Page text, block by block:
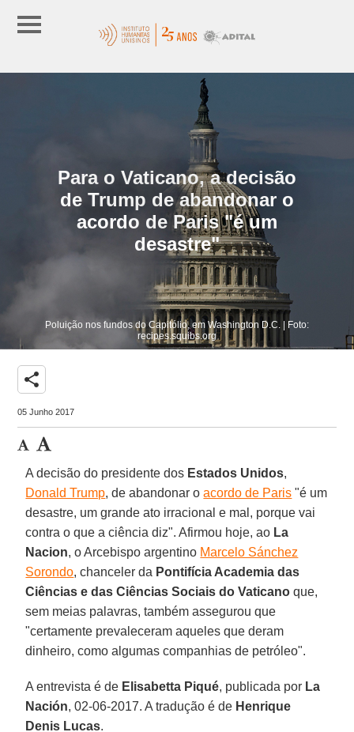
Para o Vaticano, a decisão
de Trump de abandonar o
acordo de Paris "é um
desastre"
Poluição nos fundos do Capitólio, em Washington D.C. | Foto:
recipes.squibs.org
share
05 Junho 2017
A decisão do presidente dos Estados Unidos,
Donald Trump, de abandonar oacordo de Paris "é um
desastre, um grande ato irracional e mal, porque vai
contra o que a ciência diz". Afirmou hoje, ao La
Nacion, o Arcebispo argentino Marcelo Sánchez
Sorondo, chanceler da Pontifícia Academia das
Ciências e das Ciências Sociais do Vaticano que,
sem meias palavras, também assegurou que
"certamente prevaleceram aqueles que deram
dinheiro, como algumas companhias de petróleo".
A entrevista é de Elisabetta Piqué, publicada por La
Nación, 02-06-2017. A tradução é de Henrique
Denis Lucas.